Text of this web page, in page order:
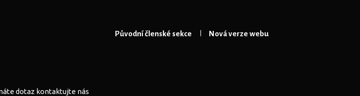
Původní členské sekce Nová verze webu
dotaz kontaktujte nás